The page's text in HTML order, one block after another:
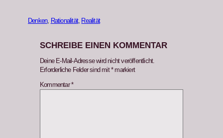
Denken, Rationalität, Realität
SCHREIBE EINEN KOMMENTAR
Deine E-Mail-Adresse wird nicht veröffentlicht.
Erforderliche Felder sind mit*markiert
Kommentar*